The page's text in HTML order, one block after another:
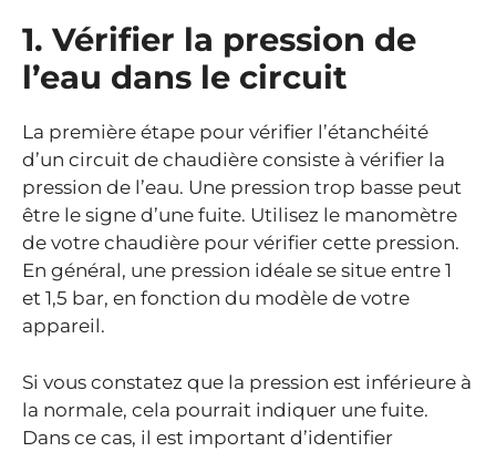
1. Vérifier la pression de
l’eau dans le circuit
La première étape pour vérifier l’étanchéité
d’un circuit de chaudière consiste à vérifier la
pression de l’eau. Une pression trop basse peut
être le signe d’une fuite. Utilisez le manomètre
de votre chaudière pour vérifier cette pression.
En général, une pression idéale se situe entre 1
et 1,5 bar, en fonction du modèle de votre
appareil.
Si vous constatez que la pression est inférieure à
la normale, cela pourrait indiquer une fuite.
Dans ce cas, il est important d’identifier